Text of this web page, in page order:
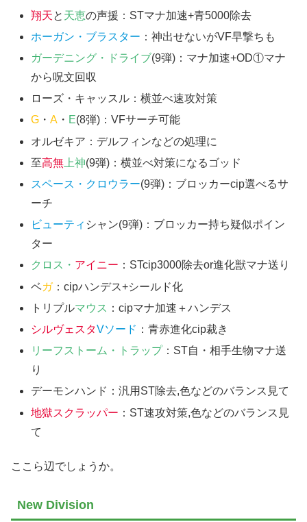
翔天と 天恵の声援：STマナ加速+青5000除去
ホーガン・ブラスター ：神出せないがVF早撃ちも
ガーデニング・ドライブ(9弾)：マナ加速+OD①マナ
から呪文回収
ローズ・キャッスル：横並べ速攻対策
G ・A ・ E(8弾)：VFサーチ可能
オルゼキア：デルフィンなどの処理に
至高無 上神(9弾)：横並べ対策になるゴッド
スペース・クロウラー(9弾)：ブロッカーcip選べるサ
ーチ
ビューティ シャン(9弾)：ブロッカー持ち疑似ポイン
ター
クロス・ アイニー ：STcip3000除去or進化獣マナ送り
ベガ：cipハンデス+シールド化
トリプルマウス ：cipマナ加速＋ハンデス
シルヴェスタVソード ：青赤進化cip裁き
リーフストーム・トラップ：ST自・相手生物マナ送
り
デーモンハンド：汎用ST除去,色などのバランス見て
地獄スクラッパー ：ST速攻対策,色などのバランス見
て
ここら辺でしょうか。
New Division